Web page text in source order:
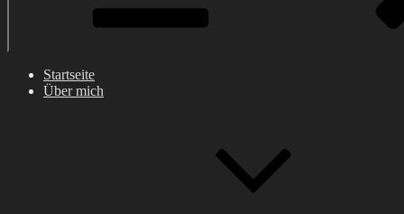
Startseite
Über mich